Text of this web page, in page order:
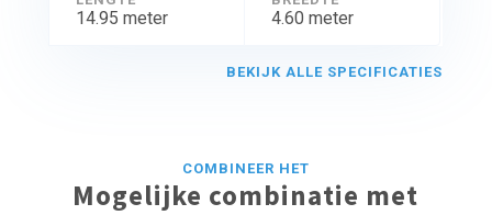
14.95 meter 4.60 meter
BEKIJK ALLE SPECIFICATIES
COMBINEER HET
Mogelijke combinatie met